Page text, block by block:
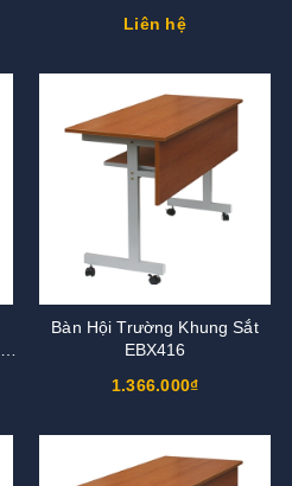
Liên hệ
Bàn Hội Trường Khung Sắt
EBX416
1.366.000₫